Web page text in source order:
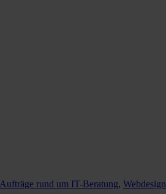
Aufträge rund um IT-Beratung, Webdesign